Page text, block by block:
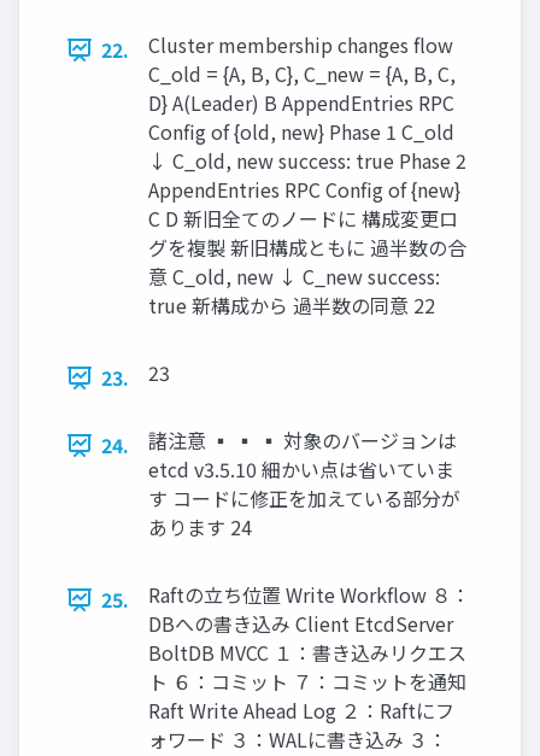
22.
Cluster membership changes ﬂow
C_old = {A, B, C}, C_new = {A, B, C,
D} A(Leader) B AppendEntries RPC
Conﬁg of {old, new} Phase 1 C_old
↓ C_old, new success: true Phase 2
AppendEntries RPC Conﬁg of {new}
C D 新旧全てのノードに 構成変更ロ
グを複製 新旧構成ともに 過半数の合
意 C_old, new ↓ C_new success:
true 新構成から 過半数の同意 22
23. 23
24.
諸注意 ▪ ▪ ▪ 対象のバージョンは
etcd v3.5.10 細かい点は省いていま
す コードに修正を加えている部分が
あります 24
25.
Raftの立ち位置 Write Workﬂow ８：
DBへの書き込み Client EtcdServer
BoltDB MVCC １：書き込みリクエス
ト ６：コミット ７：コミットを通知
Raft Write Ahead Log ２：Raftにフ
ォワード ３：WALに書き込み ３：